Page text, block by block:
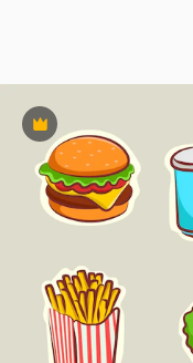
Premium